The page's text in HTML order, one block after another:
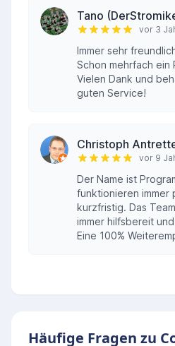
Tano
vor 3
Immer sehr
Schon mehrfach ein
Vielen Dank und
guten Service!
Christoph
vor 9
Der Name ist
funktionieren immer
kurzfristig. Das
immer hilfsbereit
Eine 100%
Häufige Fragen zu